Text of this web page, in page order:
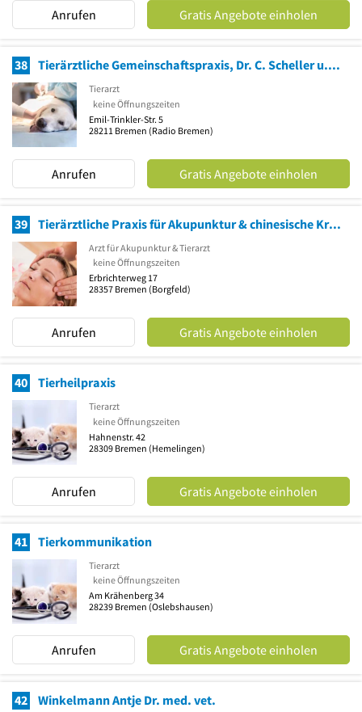
Anrufen Gratis Angebote einholen
38 Tierärztliche Gemeinschaftspraxis, Dr. C. Scheller u. T. Grützmacher prakt. Tierärzte
Tierarzt
keine Öffnungszeiten
Emil-Trinkler-Str. 5
28211 Bremen (Radio Bremen)
Anrufen Gratis Angebote einholen
39 Tierärztliche Praxis für Akupunktur & chinesische Kräuter
Arzt für Akupunktur & Tierarzt
keine Öffnungszeiten
Erbrichterweg 17
28357 Bremen (Borgfeld)
Anrufen Gratis Angebote einholen
40 Tierheilpraxis
Tierarzt
keine Öffnungszeiten
Hahnenstr. 42
28309 Bremen (Hemelingen)
Anrufen Gratis Angebote einholen
41 Tierkommunikation
Tierarzt
keine Öffnungszeiten
Am Krähenberg 34
28239 Bremen (Oslebshausen)
Anrufen Gratis Angebote einholen
42 Winkelmann Antje Dr. med. vet.